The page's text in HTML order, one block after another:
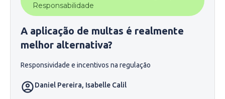
Responsabilidade
A aplicação de multas é realmente
melhor alternativa?
Responsividade e incentivos na regulação
Daniel Pereira, Isabelle Calil